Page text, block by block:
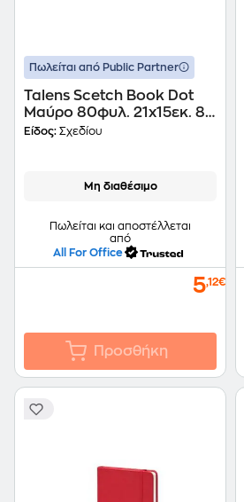
Πωλείται από Public Partner
Talens Scetch Book Dot
Μαύρο 80φυλ. 21x15εκ. 80
Γρ.
Είδος: Σχεδίου
Μη διαθέσιμο
Πωλείται και αποστέλλεται
από
All For Office
5,12€
Προσθήκη